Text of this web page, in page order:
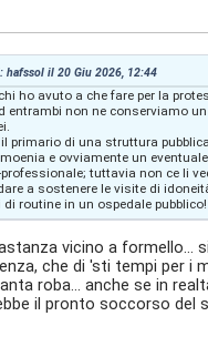
hafssol il 20 Giu 2026, 12:44
ho avuto a che fare per la
entrambi non ne conserviamo
primario di una struttura
e ovviamente un
tuttavia non ce li
a sostenere le visite di
routine in un ospedale pubblico!
vicino a formello...
che di 'sti tempi per i
roba... anche se in
il pronto soccorso del